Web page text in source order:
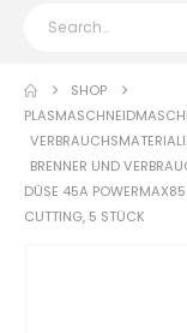
SHOP
BRENNER UND
DÜSE 45A
CUTTING, 5 STÜCK